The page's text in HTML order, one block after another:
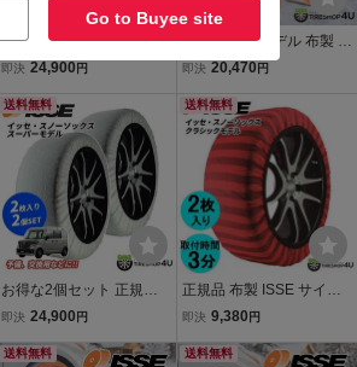
お得な2個セット 正規品
布製 ISSE サイズ54 スー
スノーソックス 非金属 タ
イヤチェーン ジャッキア
ップ不要
即決 24,900 円
正規品 最新モデル 布製 IS
SE サイズ70 イッセ スノ
プ2 非金属 タイヤチェー
ン ジャッキアップ不要
即決 20,470 円
送料無料
お得な2個セット 正規品
布製 ISSE サイズ58 スー
スノーソックス 非金属 タ
即決 24,900 円
送料無料
正規品 布製 ISSE サイズ7
0 イッセ スノーソックス
チェーン 簡単取り付け ジ
即決 9,380 円
送料無料 送料無料
Go to Buyee site